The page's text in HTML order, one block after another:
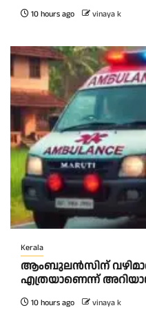
10 hours ago vinaya k
Kerala
ആംബുലന്‍സിന്
എത്രയാണെന്ന്
10 hours ago vinaya k